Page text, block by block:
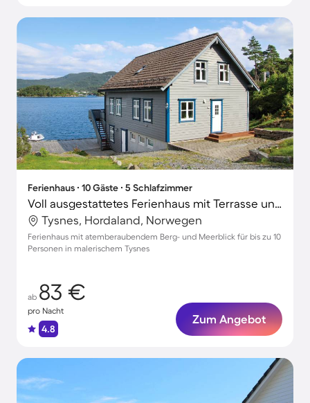
Ferienhaus ∙ 10 Gäste ∙ 5 Schlafzimmer
Voll ausgestattetes Ferienhaus mit Terrasse und Grill | Wasserblick
Tysnes, Hordaland, Norwegen
Ferienhaus mit atemberaubendem Berg- und Meerblick für bis zu 10
Personen in malerischem Tysnes
ab 83 €
pro Nacht
4.8
Zum Angebot